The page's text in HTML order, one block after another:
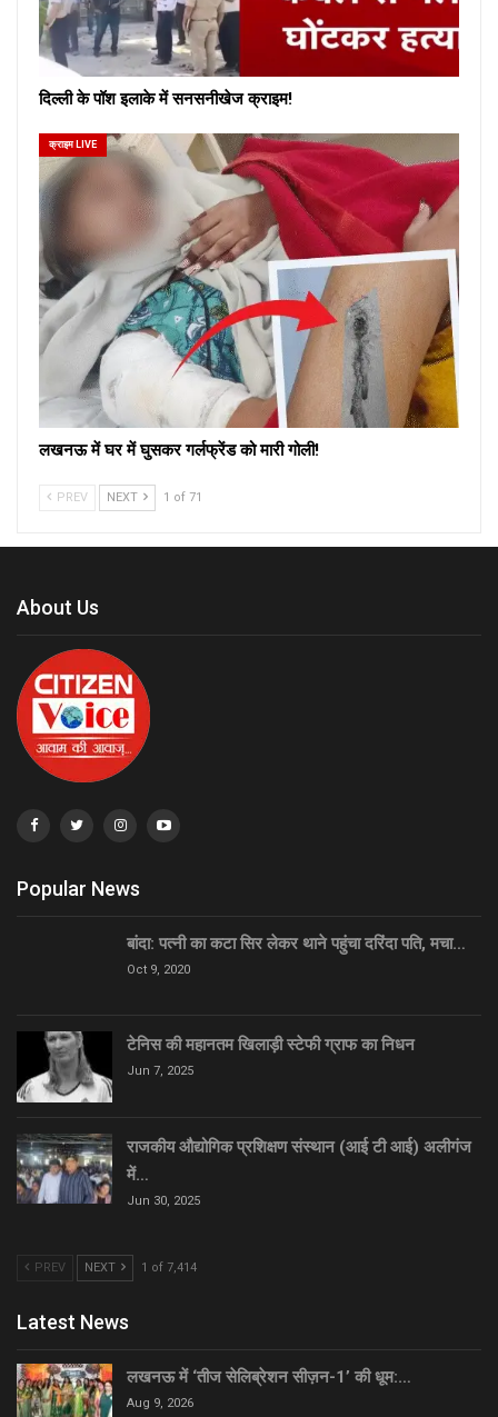
दिल्ली के पॉश इलाके में सनसनीखेज क्राइम!
क्राइम LIVE
लखनऊ में घर में घुसकर गर्लफ्रेंड को मारी गोली!
PREV NEXT 1 of 71
About Us
Popular News
बांदा: पत्नी का कटा सिर लेकर थाने पहुंचा दरिंदा पति, मचा…
Oct 9, 2020
टेनिस की महानतम खिलाड़ी स्टेफी ग्राफ का निधन
Jun 7, 2025
राजकीय औद्योगिक प्रशिक्षण संस्थान (आई टी आई) अलीगंज
में…
Jun 30, 2025
PREV NEXT 1 of 7,414
Latest News
लखनऊ में ‘तीज सेलिब्रेशन सीज़न-1’ की धूम:…
Aug 9, 2026